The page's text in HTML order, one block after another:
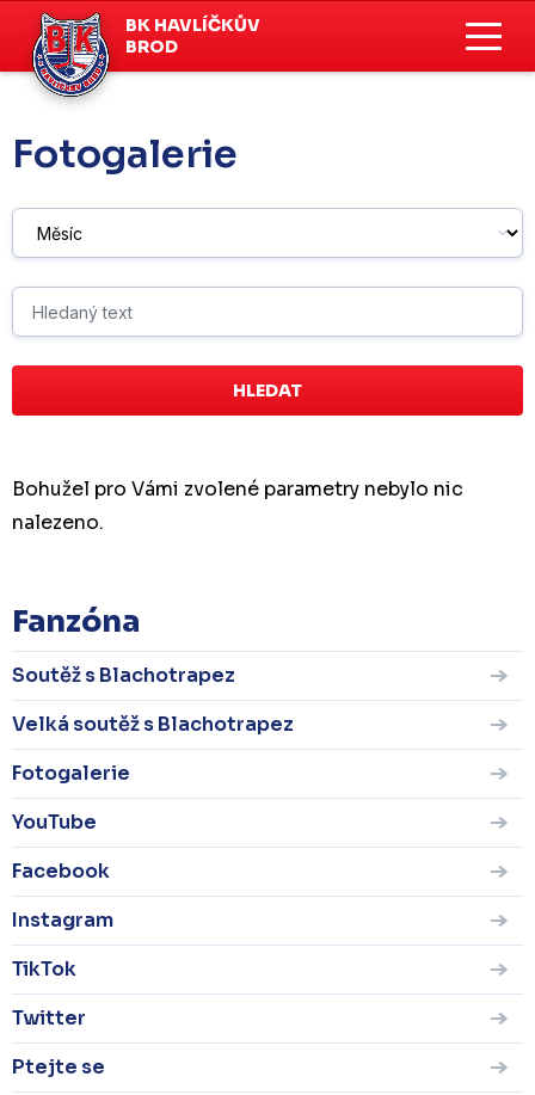
BK HAVLÍČKŮV
BROD
Fotogalerie
Bohužel pro Vámi zvolené parametry nebylo nic
nalezeno.
Fanzóna
Soutěž s Blachotrapez
Velká soutěž s Blachotrapez
Fotogalerie
YouTube
Facebook
Instagram
TikTok
Twitter
Ptejte se